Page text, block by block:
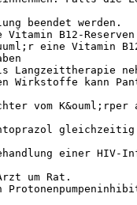
beendet werden.
B12-
eine Vitamin
Langzeittherapie
Wirkstoffe kann
vom K&ouml;rper
gleichzeitig
einer HIV-
um Rat.